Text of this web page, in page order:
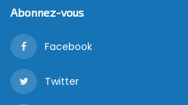
Abonnez-vous
Facebook
Twitter